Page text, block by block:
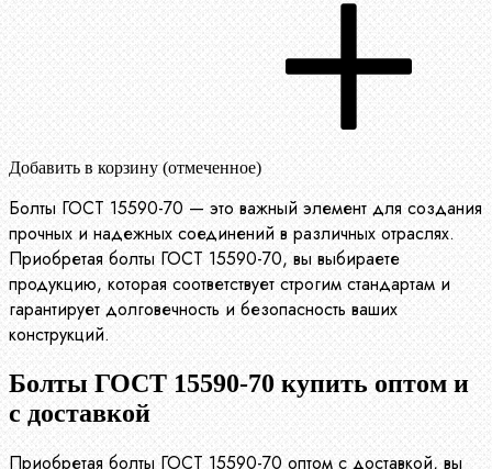
Добавить в корзину (отмеченное)
Болты ГОСТ 15590-70 — это важный элемент для создания
прочных и надежных соединений в различных отраслях.
Приобретая болты ГОСТ 15590-70, вы выбираете
продукцию, которая соответствует строгим стандартам и
гарантирует долговечность и безопасность ваших
конструкций.
Болты ГОСТ 15590-70 купить оптом и
с доставкой
Приобретая болты ГОСТ 15590-70 оптом с доставкой, вы